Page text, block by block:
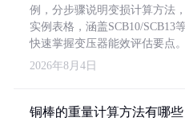
例，分步骤说明变损计算方法
实例表格，涵盖SCB10/SCB13
快速掌握变压器能效评估要点。
2026年8月4日
铜棒的重量计算方法有哪些